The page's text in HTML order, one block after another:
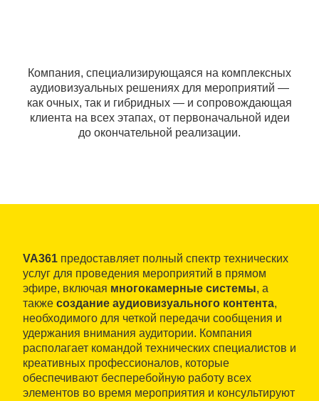
Компания, специализирующаяся на комплексных
аудиовизуальных решениях для мероприятий —
как очных, так и гибридных — и сопровождающая
клиента на всех этапах, от первоначальной идеи
до окончательной реализации.
VA361 предоставляет полный спектр технических
услуг для проведения мероприятий в прямом
эфире, включая многокамерные системы, а
также создание аудиовизуального контента,
необходимого для четкой передачи сообщения и
удержания внимания аудитории. Компания
располагает командой технических специалистов и
креативных профессионалов, которые
обеспечивают бесперебойную работу всех
элементов во время мероприятия и консультируют